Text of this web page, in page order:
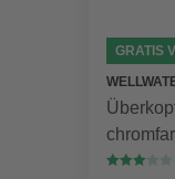
GRATIS